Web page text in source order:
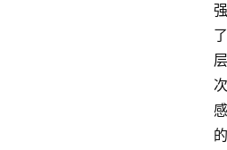
强
了
层
次
感
的